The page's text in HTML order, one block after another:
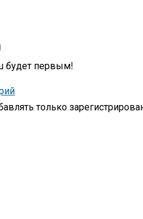
будет первым!
только